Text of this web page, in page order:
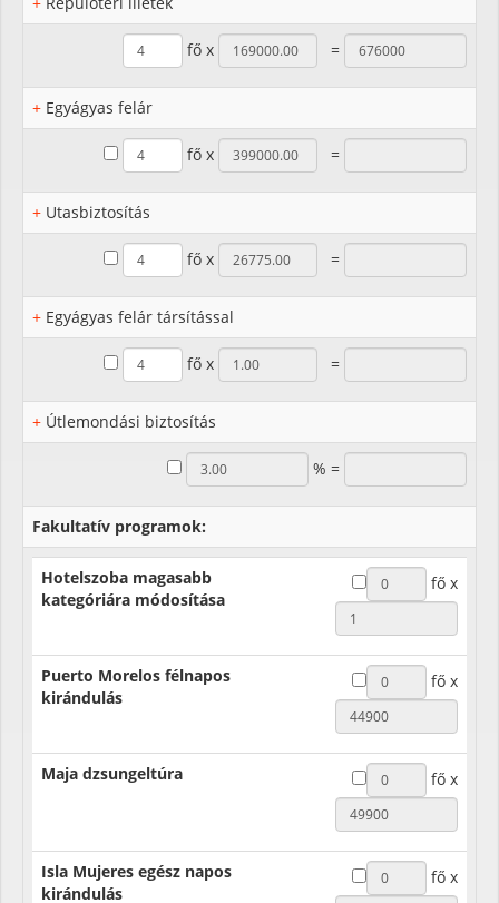
fő x =
+ Egyágyas felár
fő x =
+ Utasbiztosítás
fő x =
+ Egyágyas felár társítással
fő x =
+ Útlemondási biztosítás
% =
Fakultatív programok:
Hotelszoba magasabb
kategóriára módosítása
Puerto Morelos félnapos
kirándulás
Maja dzsungeltúra
Isla Mujeres egész napos
kirándulás